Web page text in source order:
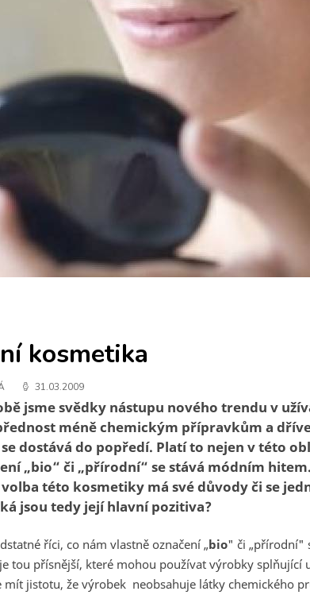
kosmetika
31.03.2009
jsme svědky nástupu nového trendu v
méně chemickým přípravkům a
dostává do popředí. Platí to nejen v této
„bio“ či „přírodní“ se stává módním
této kosmetiky má své důvody či se
jsou tedy její hlavní pozitiva?
říci, co nám vlastně označení „bio" či „přírodní"
tou přísnější, které mohou používat výrobky splňující
mít jistotu, že výrobek neobsahuje látky chemického